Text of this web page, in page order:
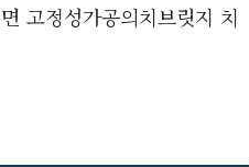
고정성가공의치브릿지 치